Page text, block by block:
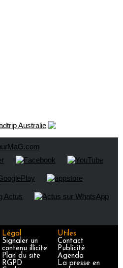
Légal
Signaler un
contenu illicite
Plan du site
RGPD
Utiles
Contact
Publicité
Agenda
La presse en